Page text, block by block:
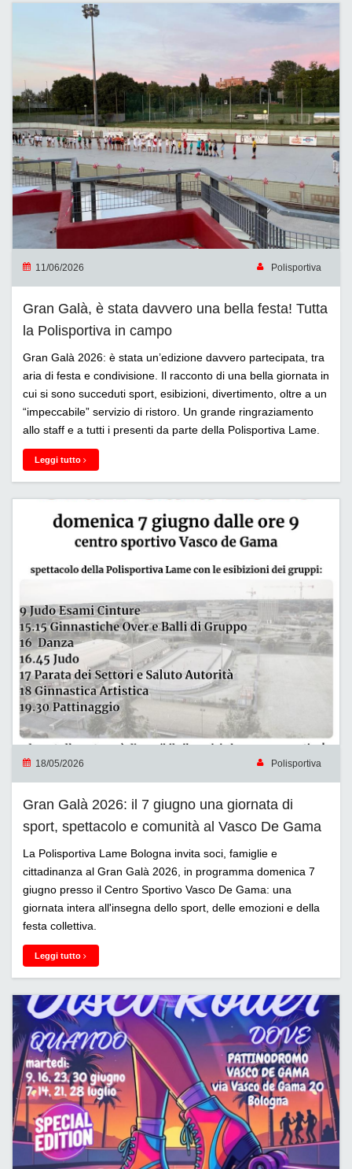
11/06/2026 Polisportiva
Gran Galà, è stata davvero una bella festa! Tutta
la Polisportiva in campo
Gran Galà 2026: è stata un’edizione davvero partecipata, tra
aria di festa e condivisione. Il racconto di una bella giornata in
cui si sono succeduti sport, esibizioni, divertimento, oltre a un
“impeccabile” servizio di ristoro. Un grande ringraziamento
allo staff e a tutti i presenti da parte della Polisportiva Lame.
Leggi tutto
18/05/2026 Polisportiva
Gran Galà 2026: il 7 giugno una giornata di
sport, spettacolo e comunità al Vasco De Gama
La Polisportiva Lame Bologna invita soci, famiglie e
cittadinanza al Gran Galà 2026, in programma domenica 7
giugno presso il Centro Sportivo Vasco De Gama: una
giornata intera all'insegna dello sport, delle emozioni e della
festa collettiva.
Leggi tutto